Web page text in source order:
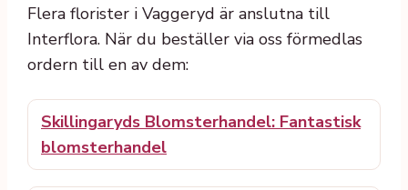
Flera florister i Vaggeryd är anslutna till
Interflora. När du beställer via oss förmedlas
ordern till en av dem:
Skillingaryds Blomsterhandel: Fantastisk
blomsterhandel